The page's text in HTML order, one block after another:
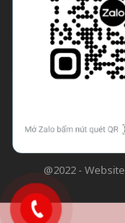
@2022 - Website